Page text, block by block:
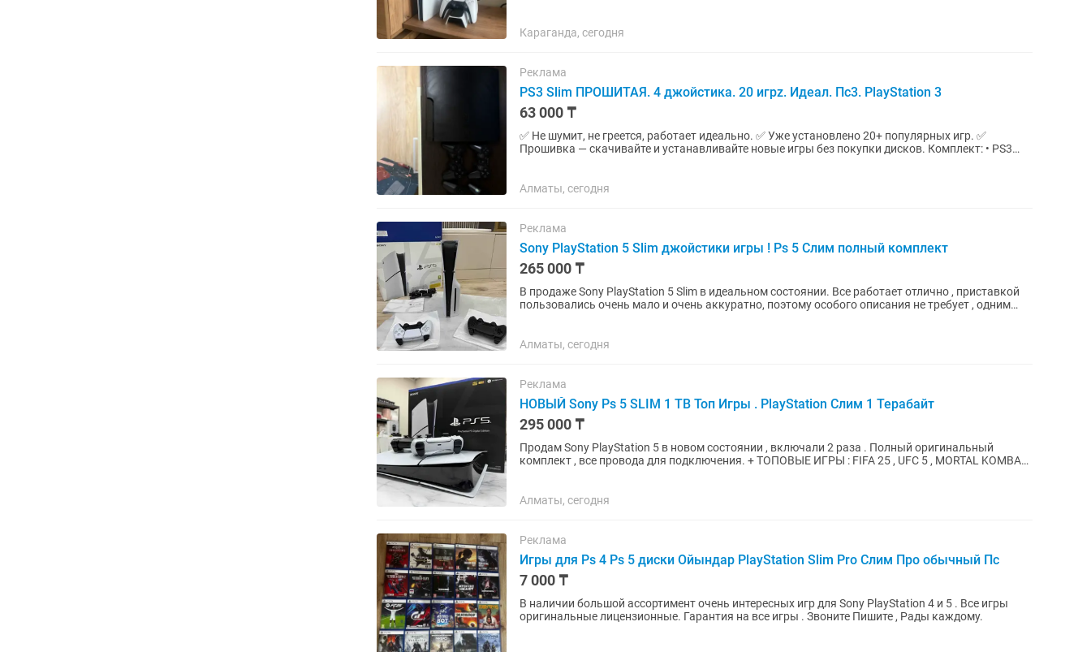
Караганда, сегодня
Реклама
PS3 Slim ПРОШИТАЯ. 4 джойстика. 20 игрz. Идеал. Пс3. PlayStation 3
63 000 ₸
✅ Не шумит, не греется, работает идеально. ✅ Уже установлено 20+ популярных игр. ✅
Прошивка — скачивайте и устанавливайте новые игры без покупки дисков. Комплект: • PS3
Алматы, сегодня
Реклама
Sony PlayStation 5 Slim джойстики игры ! Ps 5 Слим полный комплект
265 000 ₸
В продаже Sony PlayStation 5 Slim в идеальном состоянии. Все работает отлично , приставкой
пользовались очень мало и очень аккуратно, поэтому особого описания не требует , одним
Алматы, сегодня
Реклама
НОВЫЙ Sony Ps 5 SLIM 1 TB Топ Игры . PlayStation Слим 1 Терабайт
295 000 ₸
Продам Sony PlayStation 5 в новом состоянии , включали 2 раза . Полный оригинальный
комплект , все провода для подключения. + ТОПОВЫЕ ИГРЫ : FIFA 25 , UFC 5 , MORTAL KOMBAT ,
Алматы, сегодня
Реклама
Игры для Ps 4 Ps 5 диски Ойындар PlayStation Slim Pro Слим Про обычный Пс
7 000 ₸
В наличии большой ассортимент очень интересных игр для Sony PlayStation 4 и 5 . Все игры
оригинальные лицензионные. Гарантия на все игры . Звоните Пишите , Рады каждому.